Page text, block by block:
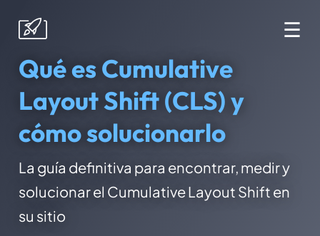
☰
Qué es Cumulative
Layout Shift (CLS) y
cómo solucionarlo
La guía definitiva para encontrar, medir y
solucionar el Cumulative Layout Shift en
su sitio